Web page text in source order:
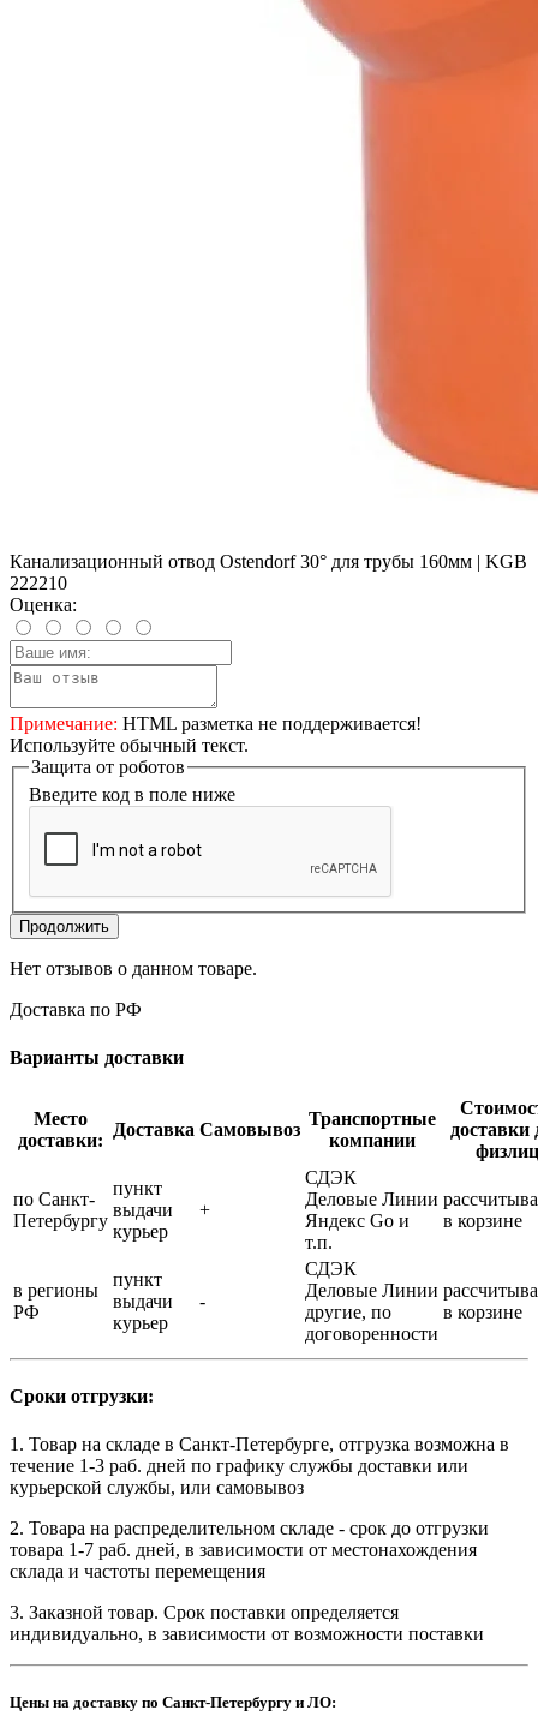
Канализационный отвод Ostendorf 30° для трубы 160мм | KGB
222210
Оценка:
Примечание: HTML разметка не поддерживается!
Используйте обычный текст.
Защита от роботов
Введите код в поле ниже
Продолжить
Нет отзывов о данном товаре.
Доставка по РФ
Варианты доставки
Место
доставки:
Доставка Самовывоз
Транспортные
компании
доставки
физлиц
по Санкт-
Петербургу
пункт
выдачи
курьер
+
СДЭК
Деловые Линии
Яндекс Go и
т.п.
в корзине
в регионы
РФ
пункт
выдачи
курьер
-
СДЭК
Деловые Линии
другие, по
договоренности
в корзине
Сроки отгрузки:
1. Товар на складе в Санкт-Петербурге, отгрузка возможна в
течение 1-3 раб. дней по графику службы доставки или
курьерской службы, или самовывоз
2. Товара на распределительном складе - срок до отгрузки
товара 1-7 раб. дней, в зависимости от местонахождения
склада и частоты перемещения
3. Заказной товар. Срок поставки определяется
индивидуально, в зависимости от возможности поставки
Цены на доставку по Санкт-Петербургу и ЛО: